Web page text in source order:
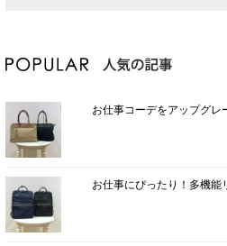
お仕事コーデをアップグ
お仕事にぴったり！多機